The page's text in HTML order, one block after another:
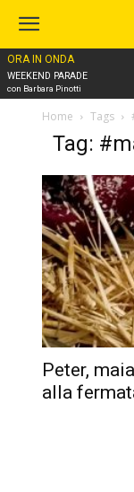
ORA IN ONDA
WEEKEND PARADE
con Barbara Pinotti
Home Tags
Tag:
Peter,
alla